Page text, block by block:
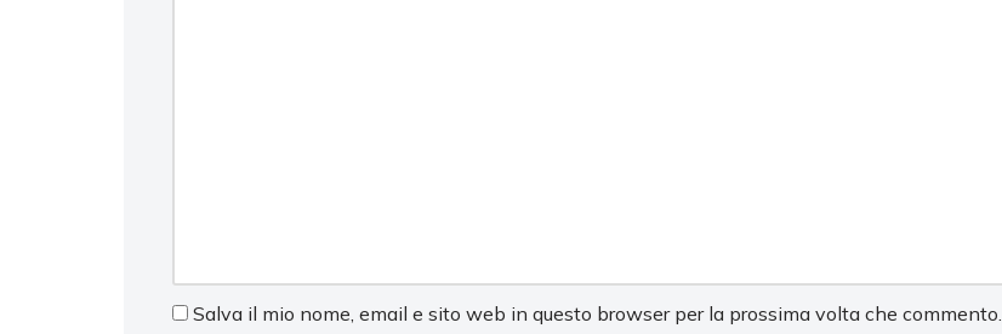
Salva il mio nome, email e sito web in questo browser per la prossima volta che commento.